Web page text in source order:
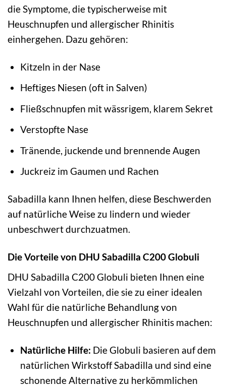
die Symptome, die typischerweise mit
Heuschnupfen und allergischer Rhinitis
einhergehen. Dazu gehören:
Kitzeln in der Nase
Heftiges Niesen (oft in Salven)
Fließschnupfen mit wässrigem, klarem Sekret
Verstopfte Nase
Tränende, juckende und brennende Augen
Juckreiz im Gaumen und Rachen
Sabadilla kann Ihnen helfen, diese Beschwerden
auf natürliche Weise zu lindern und wieder
unbeschwert durchzuatmen.
Die Vorteile von DHU Sabadilla C200 Globuli
DHU Sabadilla C200 Globuli bieten Ihnen eine
Vielzahl von Vorteilen, die sie zu einer idealen
Wahl für die natürliche Behandlung von
Heuschnupfen und allergischer Rhinitis machen:
Natürliche Hilfe: Die Globuli basieren auf dem
natürlichen Wirkstoff Sabadilla und sind eine
schonende Alternative zu herkömmlichen